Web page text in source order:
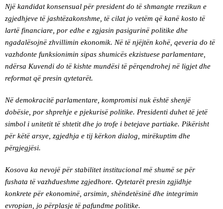
Një kandidat konsensual për president do të shmangte rrezikun e
zgjedhjeve të jashtëzakonshme, të cilat jo vetëm që kanë kosto të
lartë financiare, por edhe e zgjasin pasigurinë politike dhe
ngadalësojnë zhvillimin ekonomik. Në të njëjtën kohë, qeveria do të
vazhdonte funksionimin sipas shumicës ekzistuese parlamentare,
ndërsa Kuvendi do të kishte mundësi të përqendrohej në ligjet dhe
reformat që presin qytetarët.
Në demokracitë parlamentare, kompromisi nuk është shenjë
dobësie, por shprehje e pjekurisë politike. Presidenti duhet të jetë
simbol i unitetit të shtetit dhe jo trofe i betejave partiake. Pikërisht
për këtë arsye, zgjedhja e tij kërkon dialog, mirëkuptim dhe
përgjegjësi.
Kosova ka nevojë për stabilitet institucional më shumë se për
fushata të vazhdueshme zgjedhore. Qytetarët presin zgjidhje
konkrete për ekonominë, arsimin, shëndetësinë dhe integrimin
evropian, jo përplasje të pafundme politike.